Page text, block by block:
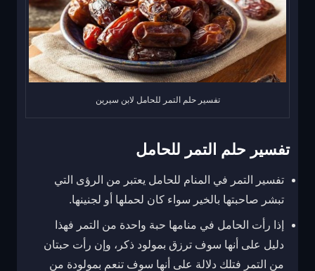
تفسير حلم التمر للحامل لابن سيرين
تفسير حلم التمر للحامل
تفسير التمر في المنام للحامل يعتبر من الرؤى التي
تبشر صاحبتها بالخير سواء كان لحملها أو لجنينها.
إذا رأت الحامل في منامها حبة واحدة من التمر فهذا
دليل على أنها سوف ترزق بمولود ذكر، وإن رأت حبتان
من التمر فتلك دلالة على أنها سوف تنعم بمولودة من